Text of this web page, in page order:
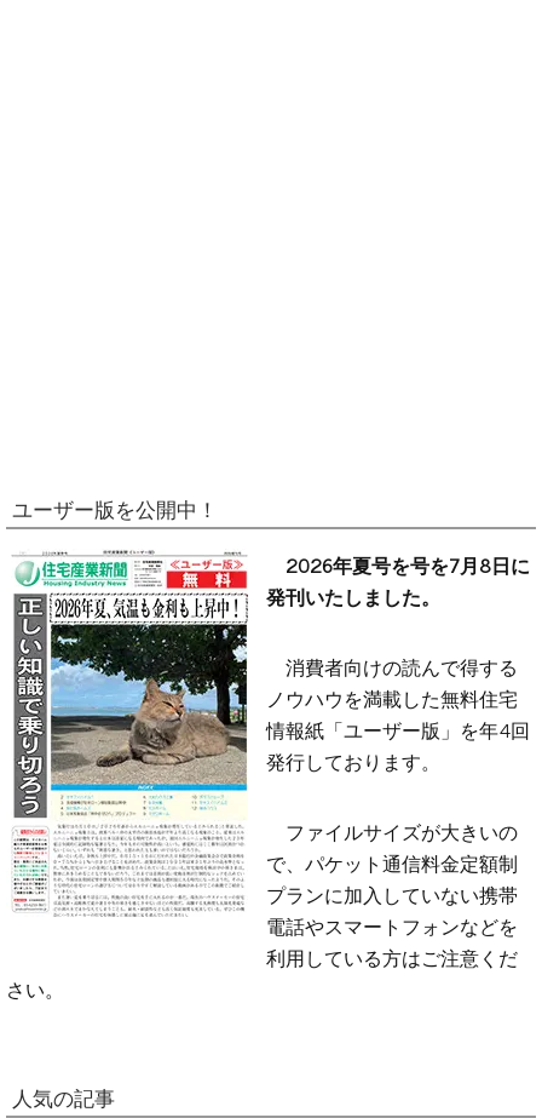
ユーザー版を公開中！
2026年夏号を号を7月8日に
発刊いたしました。
消費者向けの読んで得する
ノウハウを満載した無料住宅
情報紙「ユーザー版」を年4回
発行しております。
ファイルサイズが大きいの
で、パケット通信料金定額制
プランに加入していない携帯
電話やスマートフォンなどを
利用している方はご注意くだ
さい。
人気の記事